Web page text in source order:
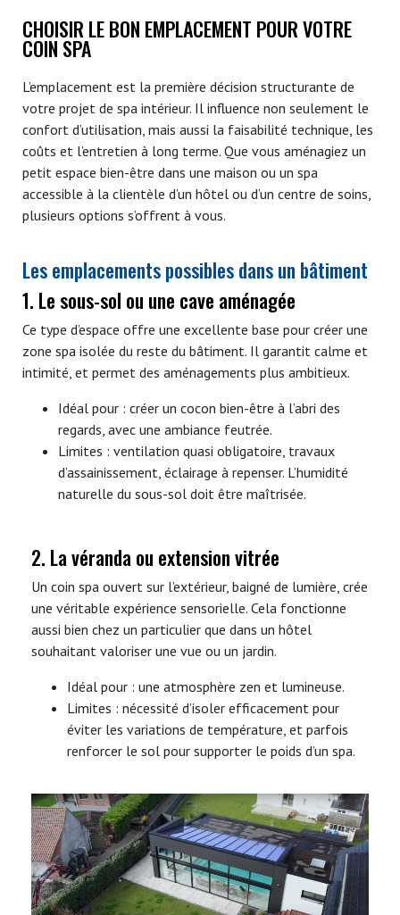
CHOISIR LE BON EMPLACEMENT POUR VOTRE
COIN SPA
L’emplacement est la première décision structurante de
votre projet de spa intérieur. Il influence non seulement le
confort d’utilisation, mais aussi la faisabilité technique, les
coûts et l’entretien à long terme. Que vous aménagiez un
petit espace bien-être dans une maison ou un spa
accessible à la clientèle d’un hôtel ou d’un centre de soins,
plusieurs options s’offrent à vous.
Les emplacements possibles dans un bâtiment
1. Le sous-sol ou une cave aménagée
Ce type d’espace offre une excellente base pour créer une
zone spa isolée du reste du bâtiment. Il garantit calme et
intimité, et permet des aménagements plus ambitieux.
Idéal pour : créer un cocon bien-être à l’abri des
regards, avec une ambiance feutrée.
Limites : ventilation quasi obligatoire, travaux
d’assainissement, éclairage à repenser. L’humidité
naturelle du sous-sol doit être maîtrisée.
2. La véranda ou extension vitrée
Un coin spa ouvert sur l’extérieur, baigné de lumière, crée
une véritable expérience sensorielle. Cela fonctionne
aussi bien chez un particulier que dans un hôtel
souhaitant valoriser une vue ou un jardin.
Idéal pour : une atmosphère zen et lumineuse.
Limites : nécessité d’isoler efficacement pour
éviter les variations de température, et parfois
renforcer le sol pour supporter le poids d’un spa.